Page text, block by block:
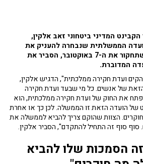
המדיני ביטחוני זאב אלקין,
הממשלתית שנבחרה להעניק את
המנדט לוועדת החקירה שתחקור את ה-7 באוקטובר, הסביר את
המדוברת.
ועדת חקירה ממלכתית", הדגיש אלקין,
של אנשים. כל מי שבעד ועדת חקירה
את החוק של ועדת חקירה ממלכתית, הוא
הועדה הזאת זו הממשלה. לכן כך או אחרת
הצוות שהוקם צריך להביא לממשלה את
סוף סוף זה התחיל להתקדם", הסביר אלקין.
הסמכות שלו להביא